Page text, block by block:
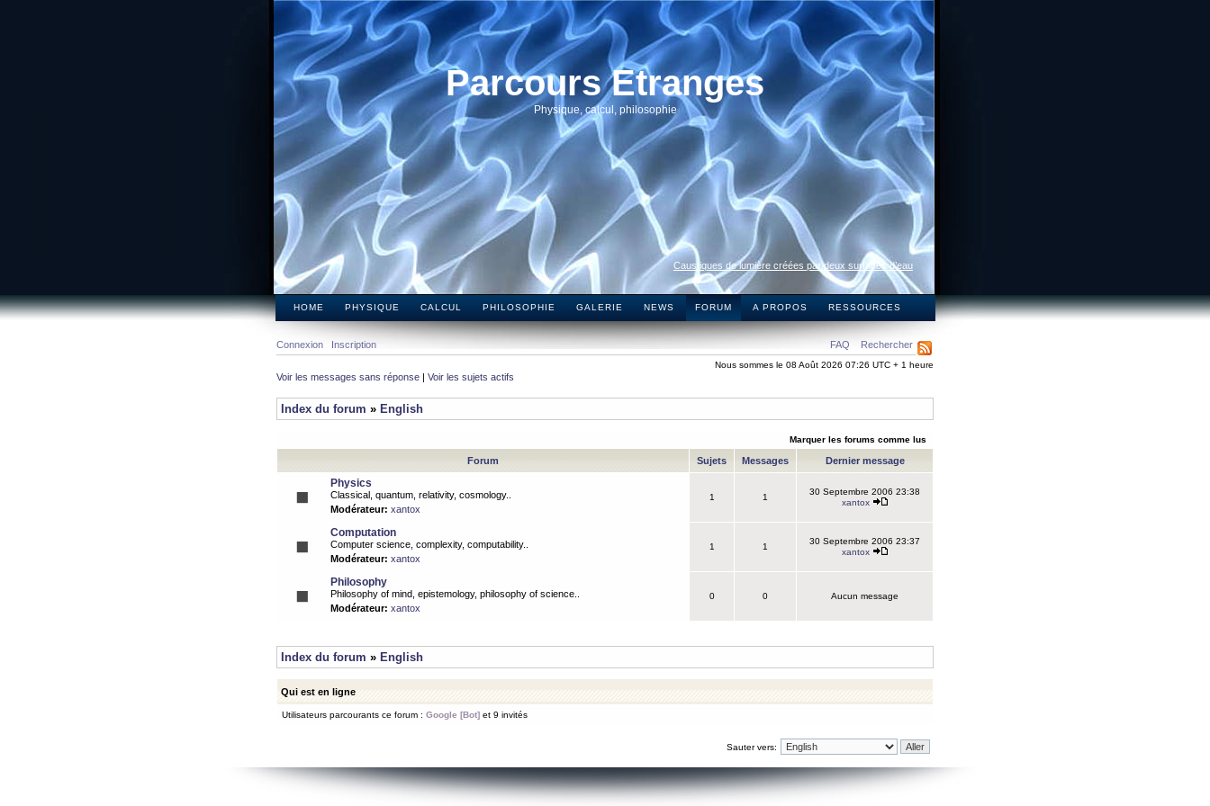
Parcours Etranges
Physique, calcul, philosophie
Caustiques de lumière créées par deux surfaces d’eau
HOME PHYSIQUE CALCUL PHILOSOPHIE GALERIE NEWS FORUM A PROPOS RESSOURCES
FAQ Rechercher
Connexion Inscription
Nous sommes le 08 Août 2026 07:26 UTC + 1 heure
Voir les messages sans réponse | Voir les sujets actifs
Index du forum » English
Marquer les forums comme lus
Forum Sujets Messages Dernier message
Physics
Classical, quantum, relativity, cosmology..
Modérateur: xantox
1 1
30 Septembre 2006 23:38
xantox
Computation
Computer science, complexity, computability..
Modérateur: xantox
1 1
30 Septembre 2006 23:37
xantox
Philosophy
Philosophy of mind, epistemology, philosophy of science..
Modérateur: xantox
0 0 Aucun message
Index du forum » English
Qui est en ligne
Utilisateurs parcourants ce forum : Google [Bot] et 9 invités
Sauter vers: